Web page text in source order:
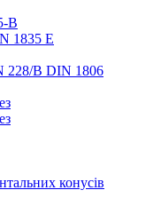
B
1835 E
228/B DIN 1806
конусів